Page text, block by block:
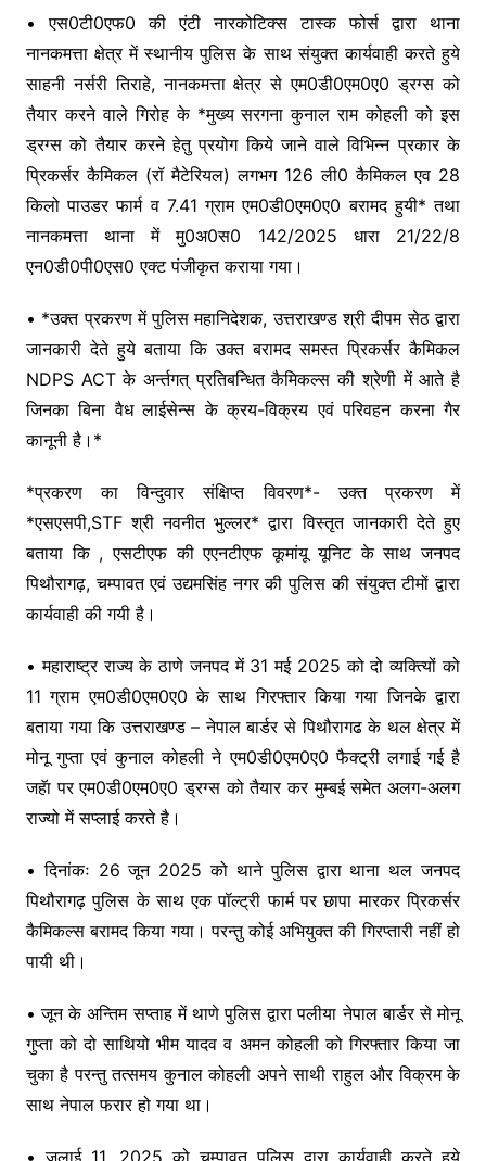
• एस0टी0एफ0 की एंटी नारकोटिक्स टास्क फोर्स द्वारा थाना
नानकमत्ता क्षेत्र में स्थानीय पुलिस के साथ संयुक्त कार्यवाही करते हुये
साहनी नर्सरी तिराहे, नानकमत्ता क्षेत्र से एम0डी0एम0ए0 ड्रग्स को
तैयार करने वाले गिरोह के *मुख्य सरगना कुनाल राम कोहली को इस
ड्रग्स को तैयार करने हेतु प्रयोग किये जाने वाले विभिन्न प्रकार के
प्रिकर्सर कैमिकल (रॉ मैटेरियल) लगभग 126 ली0 कैमिकल एव 28
किलो पाउडर फार्म व 7.41 ग्राम एम0डी0एम0ए0 बरामद हुयी* तथा
नानकमत्ता थाना में मु0अ0स0 142/2025 धारा 21/22/8
एन0डी0पी0एस0 एक्ट पंजीकृत कराया गया।
• *उक्त प्रकरण में पुलिस महानिदेशक, उत्तराखण्ड श्री दीपम सेठ द्वारा
जानकारी देते हुये बताया कि उक्त बरामद समस्त प्रिकर्सर कैमिकल
NDPS ACT के अर्न्तगत् प्रतिबन्धित कैमिकल्स की श्रेणी में आते है
जिनका बिना वैध लाईसेन्स के क्रय-विक्रय एवं परिवहन करना गैर
कानूनी है।*
*प्रकरण का विन्दुवार संक्षिप्त विवरण*- उक्त प्रकरण में
*एसएसपी,STF श्री नवनीत भुल्लर* द्वारा विस्तृत जानकारी देते हुए
बताया कि , एसटीएफ की एएनटीएफ कूमांयू यूनिट के साथ जनपद
पिथौरागढ़, चम्पावत एवं उद्यमसिंह नगर की पुलिस की संयुक्त टीमों द्वारा
कार्यवाही की गयी है।
• महाराष्ट्र राज्य के ठाणे जनपद में 31 मई 2025 को दो व्यक्त्यिों को
11 ग्राम एम0डी0एम0ए0 के साथ गिरफ्तार किया गया जिनके द्वारा
बताया गया कि उत्तराखण्ड – नेपाल बार्डर से पिथौरागढ के थल क्षेत्र में
मोनू गुप्ता एवं कुनाल कोहली ने एम0डी0एम0ए0 फैक्ट्री लगाई गई है
जहॅा पर एम0डी0एम0ए0 ड्रग्स को तैयार कर मुम्बई समेत अलग-अलग
राज्यो में सप्लाई करते है।
• दिनांकः 26 जून 2025 को थाने पुलिस द्वारा थाना थल जनपद
पिथौरागढ़ पुलिस के साथ एक पॉल्ट्री फार्म पर छापा मारकर प्रिकर्सर
कैमिकल्स बरामद किया गया। परन्तु कोई अभियुक्त की गिरप्तारी नहीं हो
पायी थी।
• जून के अन्तिम सप्ताह में थाणे पुलिस द्वारा पलीया नेपाल बार्डर से मोनू
गुप्ता को दो साथियो भीम यादव व अमन कोहली को गिरफ्तार किया जा
चुका है परन्तु तत्समय कुनाल कोहली अपने साथी राहुल और विक्रम के
साथ नेपाल फरार हो गया था।
• जुलाई 11, 2025 को चम्पावत पुलिस द्वारा कार्यवाही करते हुये